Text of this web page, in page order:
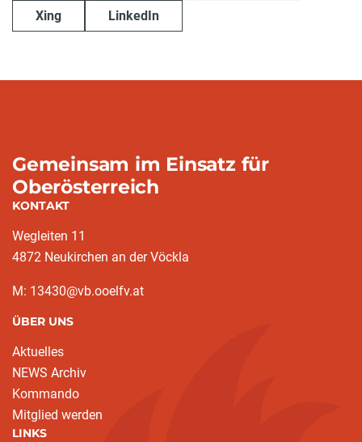
Xing LinkedIn
Gemeinsam im Einsatz für
Oberösterreich
KONTAKT
Wegleiten 11
4872 Neukirchen an der Vöckla
M: 13430@vb.ooelfv.at
ÜBER UNS
Aktuelles
NEWS Archiv
Kommando
Mitglied werden
LINKS